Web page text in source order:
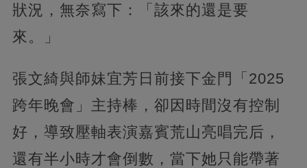
狀況，無奈寫下：「該來的還是要
來。」
張文綺與師妹宜芳日前接下金門「2025
跨年晚會」主持棒，卻因時間沒有控制
好，導致壓軸表演嘉賓荒山亮唱完后，
還有半小時才會倒數，當下她只能帶著